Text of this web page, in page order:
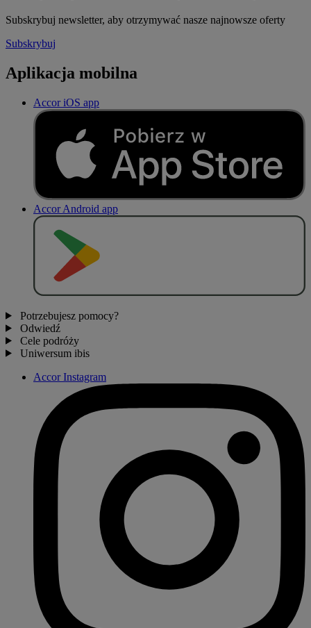
Subskrybuj newsletter, aby otrzymywać nasze najnowsze oferty
Subskrybuj
Aplikacja mobilna
Accor iOS app
Accor Android app
Potrzebujesz pomocy?
Odwiedź
Cele podróży
Uniwersum ibis
Accor Instagram